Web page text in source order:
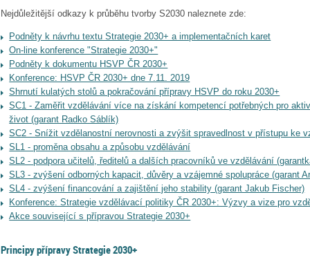
Nejdůležitější odkazy k průběhu tvorby S2030 naleznete zde:
Podněty k návrhu textu Strategie 2030+ a implementačních karet
On-line konference "Strategie 2030+"
Podněty k dokumentu HSVP ČR 2030+
Konference: HSVP ČR 2030+ dne 7.11. 2019
Shrnutí kulatých stolů a pokračování přípravy HSVP do roku 2030+
SC1 - Zaměřit vzdělávání více na získání kompetencí potřebných pro
život (garant Radko Sáblík)
SC2 - Snížit vzdělanostní nerovnosti a zvýšit spravedlnost v přístupu ke
SL1 - proměna obsahu a způsobu vzdělávání
SL2 - podpora učitelů, ředitelů a dalších pracovníků ve vzdělávání
SL3 - zvýšení odborných kapacit, důvěry a vzájemné spolupráce (garant
SL4 - zvýšení financování a zajištění jeho stability (garant Jakub Fischer)
Konference: Strategie vzdělávací politiky ČR 2030+: Výzvy a vize pro
Akce související s přípravou Strategie 2030+
Principy přípravy Strategie 2030+